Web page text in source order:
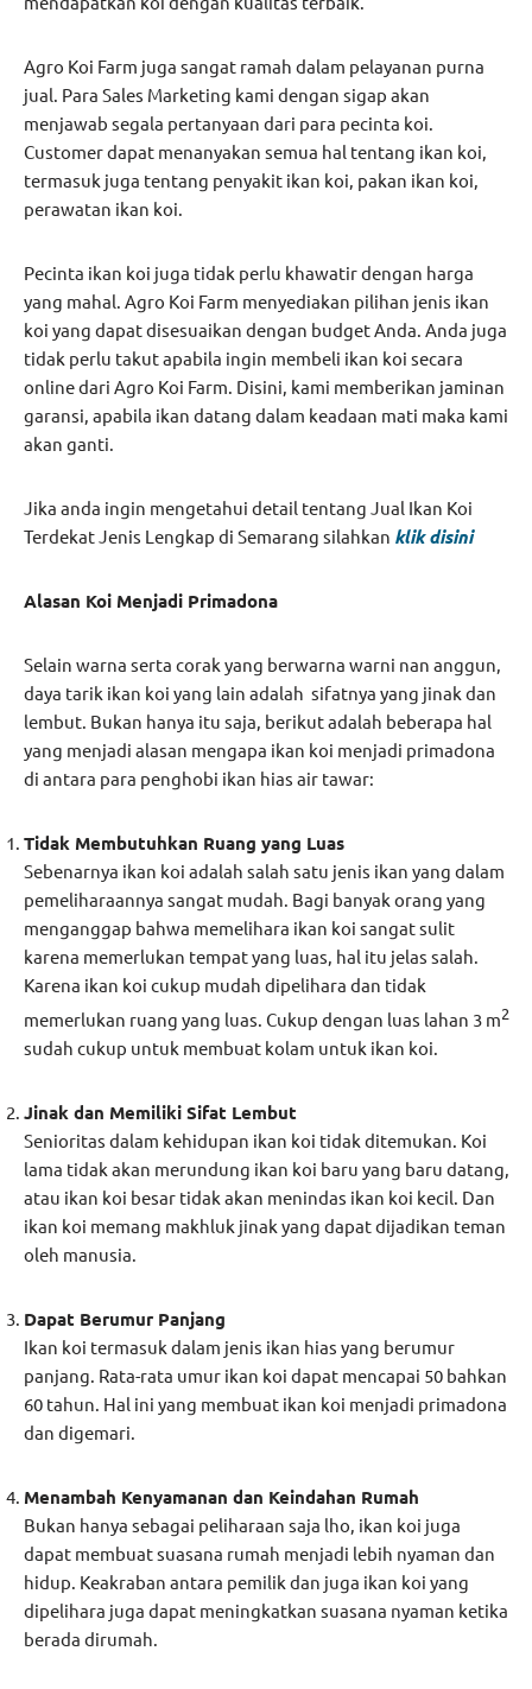
Agro Koi Farm juga sangat ramah dalam pelayanan purna
jual. Para Sales Marketing kami dengan sigap akan
menjawab segala pertanyaan dari para pecinta koi.
Customer dapat menanyakan semua hal tentang ikan koi,
termasuk juga tentang penyakit ikan koi, pakan ikan koi,
perawatan ikan koi.
Pecinta ikan koi juga tidak perlu khawatir dengan harga
yang mahal. Agro Koi Farm menyediakan pilihan jenis ikan
koi yang dapat disesuaikan dengan budget Anda. Anda juga
tidak perlu takut apabila ingin membeli ikan koi secara
online dari Agro Koi Farm. Disini, kami memberikan jaminan
garansi, apabila ikan datang dalam keadaan mati maka kami
akan ganti.
Jika anda ingin mengetahui detail tentang Jual Ikan Koi
Terdekat Jenis Lengkap di Semarang silahkan klik disini
Alasan Koi Menjadi Primadona
Selain warna serta corak yang berwarna warni nan anggun,
daya tarik ikan koi yang lain adalah sifatnya yang jinak dan
lembut. Bukan hanya itu saja, berikut adalah beberapa hal
yang menjadi alasan mengapa ikan koi menjadi primadona
di antara para penghobi ikan hias air tawar:
Tidak Membutuhkan Ruang yang Luas
Sebenarnya ikan koi adalah salah satu jenis ikan yang dalam
pemeliharaannya sangat mudah. Bagi banyak orang yang
menganggap bahwa memelihara ikan koi sangat sulit
karena memerlukan tempat yang luas, hal itu jelas salah.
Karena ikan koi cukup mudah dipelihara dan tidak
memerlukan ruang yang luas. Cukup dengan luas lahan 3 m2
sudah cukup untuk membuat kolam untuk ikan koi.
Jinak dan Memiliki Sifat Lembut
Senioritas dalam kehidupan ikan koi tidak ditemukan. Koi
lama tidak akan merundung ikan koi baru yang baru datang,
atau ikan koi besar tidak akan menindas ikan koi kecil. Dan
ikan koi memang makhluk jinak yang dapat dijadikan teman
oleh manusia.
Dapat Berumur Panjang
Ikan koi termasuk dalam jenis ikan hias yang berumur
panjang. Rata-rata umur ikan koi dapat mencapai 50 bahkan
60 tahun. Hal ini yang membuat ikan koi menjadi primadona
dan digemari.
Menambah Kenyamanan dan Keindahan Rumah
Bukan hanya sebagai peliharaan saja lho, ikan koi juga
dapat membuat suasana rumah menjadi lebih nyaman dan
hidup. Keakraban antara pemilik dan juga ikan koi yang
dipelihara juga dapat meningkatkan suasana nyaman ketika
berada dirumah.